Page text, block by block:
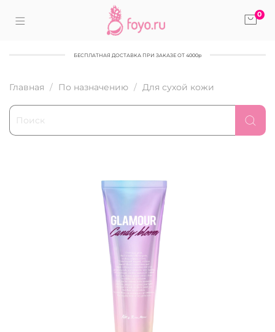
0
БЕСПЛАТНАЯ ДОСТАВКА ПРИ ЗАКАЗЕ ОТ 4000р
Главная По назначению Для сухой кожи